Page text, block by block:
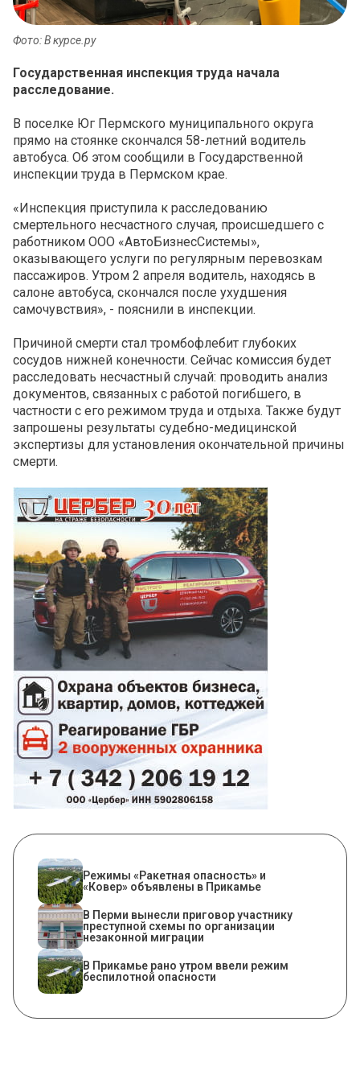
Фото: В курсе.ру
Государственная инспекция труда начала
расследование.
В поселке Юг Пермского муниципального округа
прямо на стоянке скончался 58-летний водитель
автобуса. Об этом сообщили в Государственной
инспекции труда в Пермском крае.
«Инспекция приступила к расследованию
смертельного несчастного случая, происшедшего с
работником ООО «АвтоБизнесСистемы»,
оказывающего услуги по регулярным перевозкам
пассажиров. Утром 2 апреля водитель, находясь в
салоне автобуса, скончался после ухудшения
самочувствия», - пояснили в инспекции.
Причиной смерти стал тромбофлебит глубоких
сосудов нижней конечности. Сейчас комиссия будет
расследовать несчастный случай: проводить анализ
документов, связанных с работой погибшего, в
частности с его режимом труда и отдыха. Также будут
запрошены результаты судебно-медицинской
экспертизы для установления окончательной причины
смерти.
Режимы «Ракетная опасность» и
«Ковер» объявлены в Прикамье
В Перми вынесли приговор участнику
преступной схемы по организации
незаконной миграции
​В Прикамье рано утром ввели режим
беспилотной опасности